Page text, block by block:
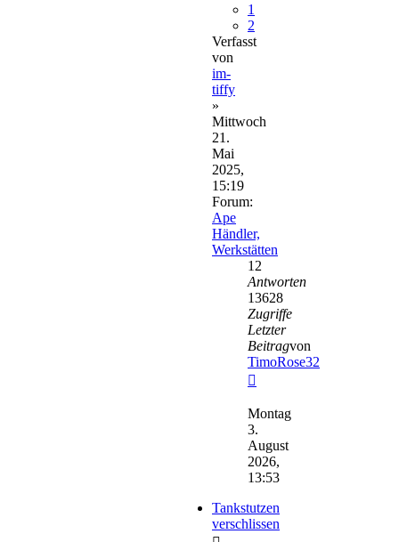
1
2
Verfasst
von
im-
tiffy
»
Mittwoch
21.
Mai
2025,
15:19
Forum:
Ape
Händler,
Werkstätten
12
Antworten
13628
Zugriffe
Letzter
Beitragvon
TimoRose32
Beitrag
Montag
3.
August
2026,
13:53
Tankstutzen
verschlissen